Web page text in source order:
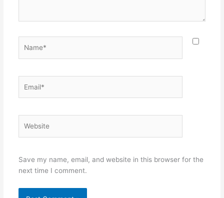
Save my name, email, and website in this browser for the
next time I comment.